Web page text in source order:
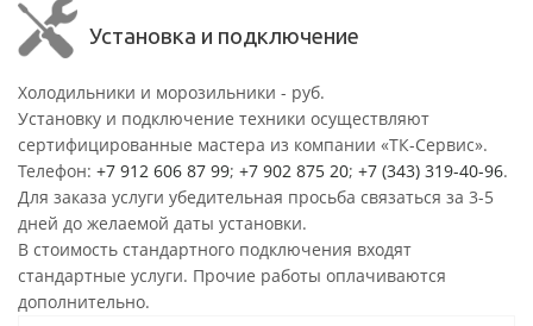
Установка и подключение
Холодильники и морозильники - руб.
Установку и подключение техники осуществляют
сертифицированные мастера из компании «ТК-Сервис».
Телефон: +7 912 606 87 99; +7 902 875 20; +7 (343) 319-40-96.
Для заказа услуги убедительная просьба связаться за 3-5
дней до желаемой даты установки.
В стоимость стандартного подключения входят
стандартные услуги. Прочие работы оплачиваются
дополнительно.